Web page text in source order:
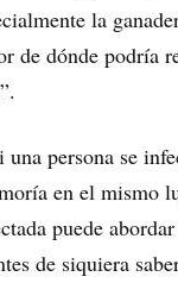
la
de dónde podría
persona se
en el mismo
puede
de siquiera